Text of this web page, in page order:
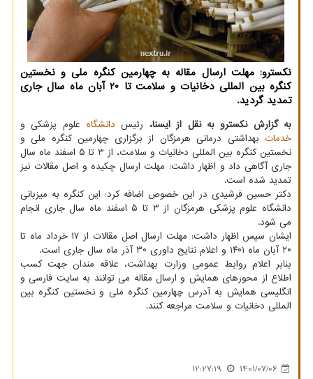
نکسترو: مهلت ارسال مقاله به چهارمین کنگره ملی و نخستین
کنگره بین المللی دخانیات و سلامت تا 20 آبان ماه سال جاری
تمدید گردید.
به گزارش نکسترو به نقل از ایسنا، رئیس دانشگاه علوم پزشکی و
خدمات بهداشتی درمانی هرمزگان از برگزاری چهارمین کنگره ملی و
نخستین کنگره بین المللی دخانیات و سلامت، از ۳ تا ۵ اسفند ماه سال
جاری آگاهی داد و اظهار داشت: مهلت ارسال چکیده و اصل مقالات نیز
تمدید شده است.
دکتر حسین فرشیدی در این خصوص اضافه کرد: این کنگره به میزبانی
دانشگاه علوم پزشکی هرمزگان از ۳ تا ۵ اسفند ماه سال جاری انجام
می شود.
ایشان سپس اظهار داشت: مهلت ارسال اصل مقالات از ۱۷ خرداد ماه تا
۲۰ آبان ماه ۱۴۰۱ و اعلام نتایج داوری ۳۰ آذر ماه سال جاری است.
بنابر اعلام روابط عمومی وزارت بهداشت، علاقه مندان جهت کسب
اطلاع از محورهای همایش و ارسال مقاله می توانند به سایت فارسی و
انگلیسی همایش به آدرس چهارمین کنگره ملی و نخستین کنگره بین
المللی دخانیات و سلامت مراجعه کنند.
1401/07/06
12:27:19